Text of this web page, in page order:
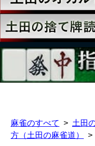
麻雀のすべて 土田
方（土田の麻雀道）